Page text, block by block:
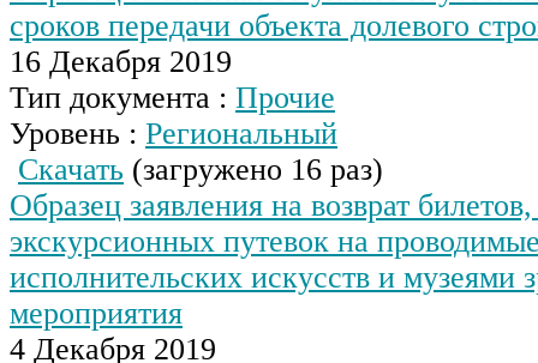
сроков передачи объекта долевого
16 Декабря 2019
Тип документа : Прочие
Уровень : Региональный
Скачать (загружено 16 раз)
Образец заявления на возврат
экскурсионных путевок на
исполнительских искусств и музеями
мероприятия
4 Декабря 2019